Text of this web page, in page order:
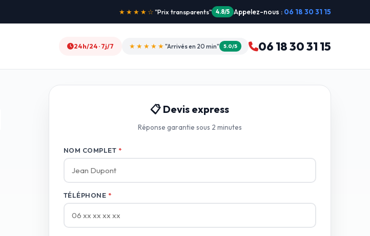
★★★★★ "Intervention dimanche" 5.0/5 Appelez-nous : 06 18 30 31 15
24h/24 · 7j/7 ★★★★★ "Arrivés en 20 min" 5.0/5 06 18 30 31 15
📋 Devis express
Réponse garantie sous 2 minutes
NOM COMPLET *
TÉLÉPHONE *